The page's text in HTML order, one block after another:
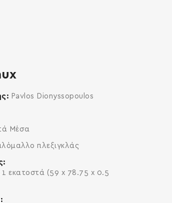
Pavlos Dionyssopoulos
Μέσα
πλεξιγκλάς
εκατοστά (59 x 78.75 x 0.5